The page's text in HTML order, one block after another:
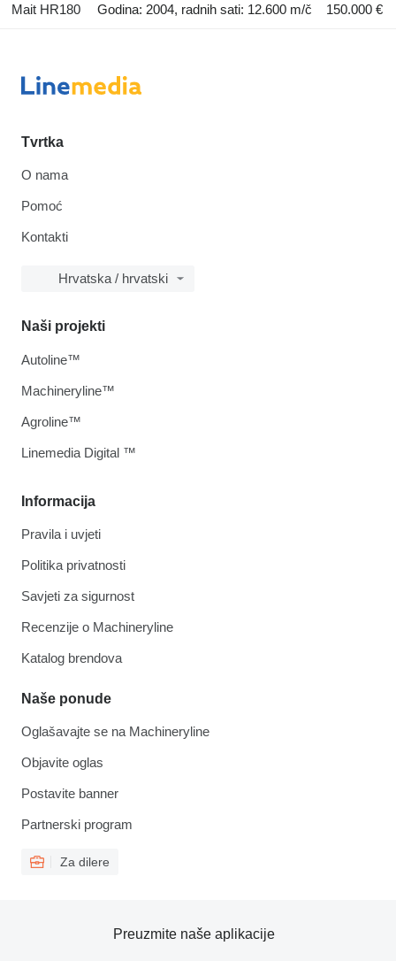
Mait HR180 Godina: 2004, radnih sati: 12.600 m/č 150.000 €
Tvrtka
O nama
Pomoć
Kontakti
Hrvatska / hrvatski
Informacija
Pravila i uvjeti
Politika privatnosti
Savjeti za sigurnost
Recenzije o Machineryline
Katalog brendova
Naše ponude
Oglašavajte se na Machineryline
Objavite oglas
Postavite banner
Partnerski program
Za dilere
Naši projekti
Autoline™
Machineryline™
Agroline™
Linemedia Digital ™
Preuzmite naše aplikacije